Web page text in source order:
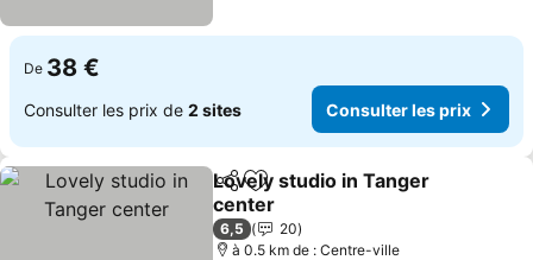
De 38 €
Consulter les prix de 2 sites Consulter les prix
PartagerAjouter à mes favoris
Lovely studio in Tanger
center
Consulter les prix
6,5
20
à 0.5 km de : Centre-ville